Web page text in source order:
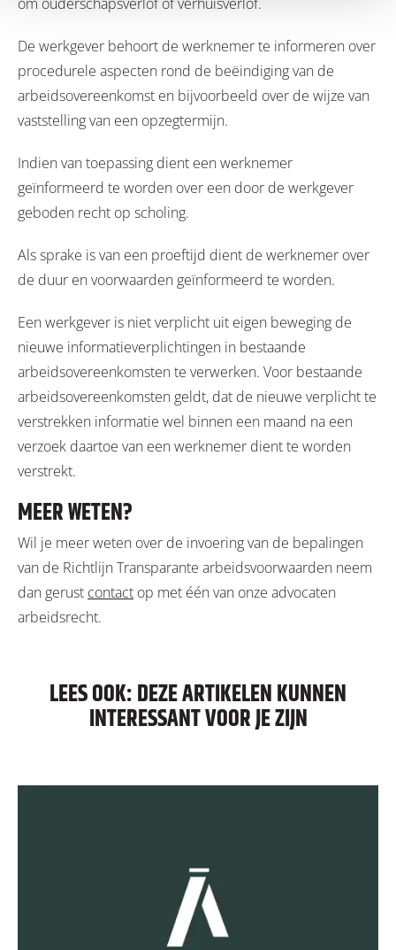
De werkgever behoort de werknemer te informeren over
procedurele aspecten rond de beëindiging van de
arbeidsovereenkomst en bijvoorbeeld over de wijze van
vaststelling van een opzegtermijn.
Indien van toepassing dient een werknemer
geïnformeerd te worden over een door de werkgever
geboden recht op scholing.
Als sprake is van een proeftijd dient de werknemer over
de duur en voorwaarden geïnformeerd te worden.
Een werkgever is niet verplicht uit eigen beweging de
nieuwe informatieverplichtingen in bestaande
arbeidsovereenkomsten te verwerken. Voor bestaande
arbeidsovereenkomsten geldt, dat de nieuwe verplicht te
verstrekken informatie wel binnen een maand na een
verzoek daartoe van een werknemer dient te worden
verstrekt.
MEER WETEN?
Wil je meer weten over de invoering van de bepalingen
van de Richtlijn Transparante arbeidsvoorwaarden neem
dan gerust contact op met één van onze advocaten
arbeidsrecht.
LEES OOK: DEZE ARTIKELEN KUNNEN
INTERESSANT VOOR JE ZIJN